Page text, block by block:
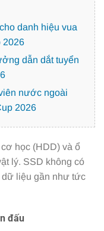
danh hiệu vua
2026
dẫn dắt tuyển
nước ngoài
2026
học (HDD) và ổ
lý. SSD không có
dữ liệu gần như tức
đấu